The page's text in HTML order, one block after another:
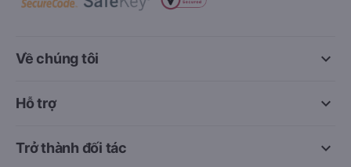
keyboard_arrow_down
Về chúng tôi
keyboard_arrow_down
Hỗ trợ
keyboard_arrow_down
Trở thành đối tác